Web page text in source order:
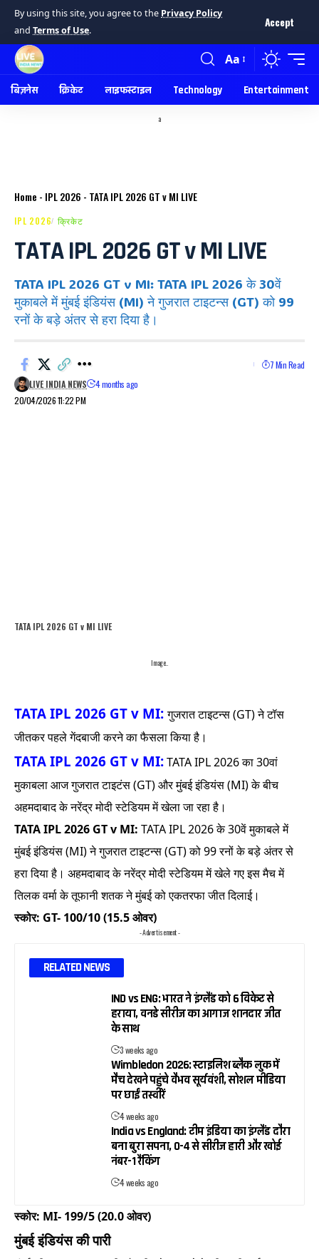
By using this site, you agree to the Privacy Policy
and Terms of Use.
Accept
Aa
बिज़नेस क्रिकेट लाइफस्टाइल Technology Entertainment
a
Home - IPL 2026 - TATA IPL 2026 GT v MI LIVE
IPL 2026 क्रिकेट
TATA IPL 2026 GT v MI LIVE
TATA IPL 2026 GT v MI: TATA IPL 2026 के 30वें
मुकाबले में मुंबई इंडियंस (MI) ने गुजरात टाइटन्स (GT) को 99
रनों के बड़े अंतर से हरा दिया है।
20/04/2026 11:22 PM
LIVE INDIA NEWS 4 months ago
7 Min Read
TATA IPL 2026 GT v MI LIVE
Image..
TATA IPL 2026 GT v MI:गुजरात टाइटन्स (GT) ने टॉस
जीतकर पहले गेंदबाजी करने का फैसला किया है।
TATA IPL 2026 GT v MI:TATA IPL 2026 का 30वां
मुकाबला आज गुजरात टाइटंस (GT) और मुंबई इंडियंस (MI) के बीच
अहमदाबाद के नरेंद्र मोदी स्टेडियम में खेला जा रहा है।
TATA IPL 2026 GT v MI: TATA IPL 2026 के 30वें मुकाबले में
मुंबई इंडियंस (MI) ने गुजरात टाइटन्स (GT) को 99 रनों के बड़े अंतर से
हरा दिया है। अहमदाबाद के नरेंद्र मोदी स्टेडियम में खेले गए इस मैच में
तिलक वर्मा के तूफानी शतक ने मुंबई को एकतरफा जीत दिलाई।
स्कोर: GT- 100/10 (15.5 ओवर)
- Advertisement -
RELATED NEWS
IND vs ENG: भारत ने इंग्लैंड को 6 विकेट से
हराया, वनडे सीरीज का आगाज शानदार जीत
के साथ
3 weeks ago
Wimbledon 2026: स्टाइलिश ब्लैक लुक में
मैच देखने पहुंचे वैभव सूर्यवंशी, सोशल मीडिया
पर छाईं तस्वीरें
4 weeks ago
India vs England: टीम इंडिया का इंग्लैंड दौरा
बना बुरा सपना, 0-4 से सीरीज हारी और खोई
नंबर-1 रैंकिंग
4 weeks ago
स्कोर: MI- 199/5 (20.0 ओवर)
मुंबई इंडियंस की पारी